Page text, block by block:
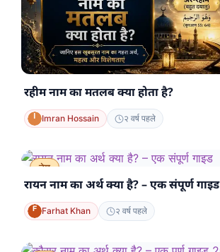
रहीम नाम का मतलब क्या होता है?
Imran Hossain २ वर्ष पहले
लेख
रायन नाम का अर्थ क्या है? – एक संपूर्ण गाइड
Farhat Khan २ वर्ष पहले